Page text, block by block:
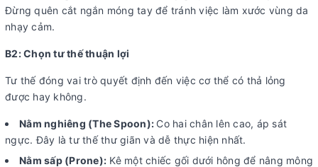
Đừng quên cắt ngắn móng tay để tránh việc làm xước vùng da
nhạy cảm.
B2: Chọn tư thế thuận lợi
Tư thế đóng vai trò quyết định đến việc cơ thể có thả lỏng
được hay không.
Nằm nghiêng (The Spoon): Co hai chân lên cao, áp sát
ngực. Đây là tư thế thư giãn và dễ thực hiện nhất.
Nằm sấp (Prone): Kê một chiếc gối dưới hông để nâng mông